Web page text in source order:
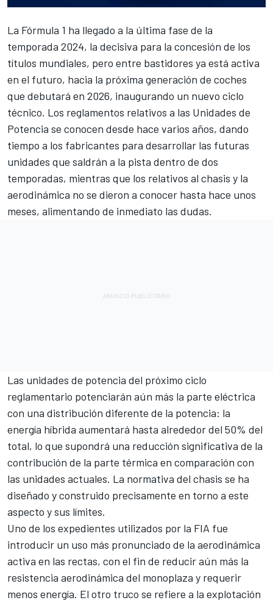
La Fórmula 1 ha llegado a la última fase de la
temporada 2024, la decisiva para la concesión de los
títulos mundiales, pero entre bastidores ya está activa
en el futuro, hacia la próxima generación de coches
que debutará en 2026, inaugurando un nuevo ciclo
técnico. Los reglamentos relativos a las Unidades de
Potencia se conocen desde hace varios años, dando
tiempo a los fabricantes para desarrollar las futuras
unidades que saldrán a la pista dentro de dos
temporadas, mientras que los relativos al chasis y la
aerodinámica no se dieron a conocer hasta hace unos
meses, alimentando de inmediato las dudas.
Las unidades de potencia del próximo ciclo
reglamentario potenciarán aún más la parte eléctrica
con una distribución diferente de la potencia: la
energía híbrida aumentará hasta alrededor del 50% del
total, lo que supondrá una reducción significativa de la
contribución de la parte térmica en comparación con
las unidades actuales. La normativa del chasis se ha
diseñado y construido precisamente en torno a este
aspecto y sus límites.
Uno de los expedientes utilizados por la FIA fue
introducir un uso más pronunciado de la aerodinámica
activa en las rectas, con el fin de reducir aún más la
resistencia aerodinámica del monoplaza y requerir
menos energía. El otro truco se refiere a la explotación